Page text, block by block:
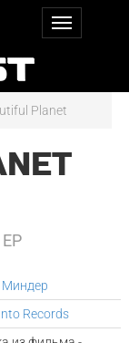
Planet
Миндер
Records